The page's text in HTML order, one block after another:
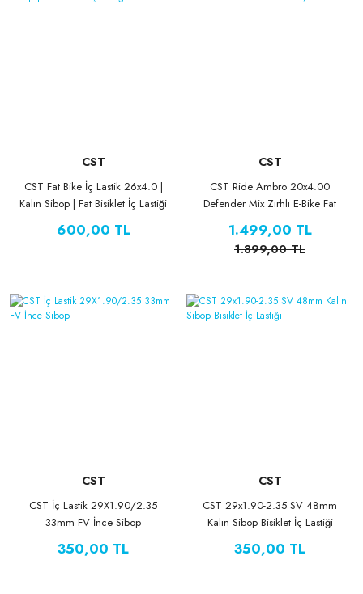
CST
CST Fat Bike İç Lastik 26x4.0 |
Kalın Sibop | Fat Bisiklet İç Lastiği
600,00 TL
CST
CST Ride Ambro 20x4.00
Defender Mix Zırhlı E-Bike Fat
1.499,00 TL
1.899,00 TL
CST
CST İç Lastik 29X1.90/2.35
33mm FV İnce Sibop
350,00 TL
CST
CST 29x1.90-2.35 SV 48mm
Kalın Sibop Bisiklet İç Lastiği
350,00 TL